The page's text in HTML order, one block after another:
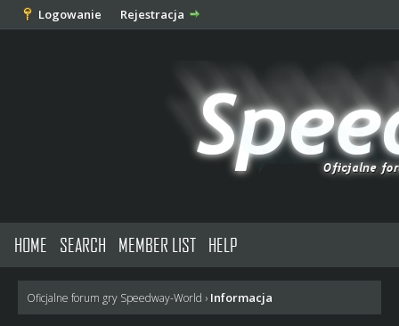
Logowanie Rejestracja
HOME SEARCH MEMBER LIST HELP
Oficjalne forum gry Speedway-World › Informacja